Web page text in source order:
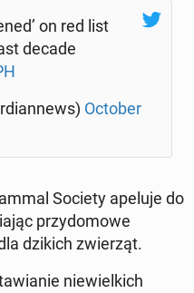
on red list
decade
October
Society apeluje do
przy­do­mo­we
dzikich zwie­rząt.
nie­wiel­kich